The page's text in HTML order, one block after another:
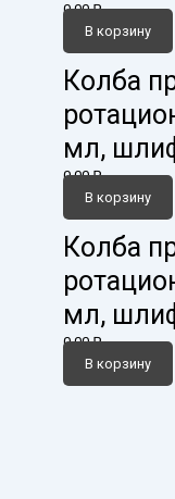
0,00₽
В корзину
Колба
мл,
0,00₽
В корзину
Колба
мл,
0,00₽
В корзину